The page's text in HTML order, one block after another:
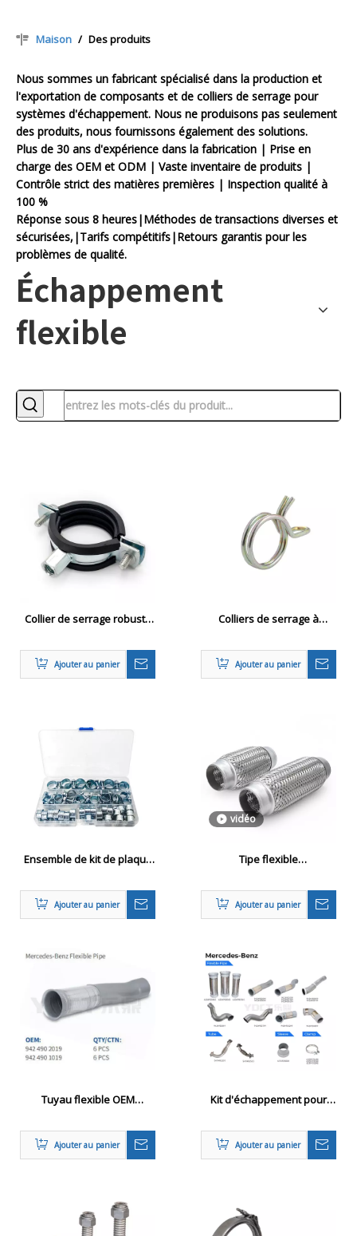
Maison / Des produits
Nous sommes un fabricant spécialisé dans la production et
l'exportation de composants et de colliers de serrage pour
systèmes d'échappement. Nous ne produisons pas seulement
des produits, nous fournissons également des solutions.
Plus de 30 ans d'expérience dans la fabrication | Prise en
charge des OEM et ODM | Vaste inventaire de produits |
Contrôle strict des matières premières | Inspection qualité à
100 %
Réponse sous 8 heures|Méthodes de transactions diverses et
sécurisées,|Tarifs compétitifs|Retours garantis pour les
problèmes de qualité.
Échappement
flexible
Collier de serrage robuste
Ajouter au panier
Colliers de serrage à
tuyaux basse pression
Ajouter au panier
Ensemble de kit de plaque
Ajouter au panier
vidéo
Tipe flexible
intérieure pour les
applications automobiles
Ajouter au panier
Tuyau flexible OEM
Mercedes-Benz
Ajouter au panier
Kit d'échappement pour
Ajouter au panier